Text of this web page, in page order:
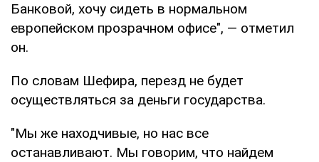
Банковой, хочу сидеть в нормальном
европейском прозрачном офисе", — отметил
он.
По словам Шефира, перезд не будет
осуществляться за деньги государства.
"Мы же находчивые, но нас все
останавливают. Мы говорим, что найдем